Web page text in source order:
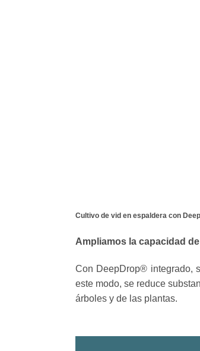
Cultivo de vid en espaldera con
Ampliamos la capacidad
Con DeepDrop® integrado,
este modo, se reduce
árboles y de las plantas.